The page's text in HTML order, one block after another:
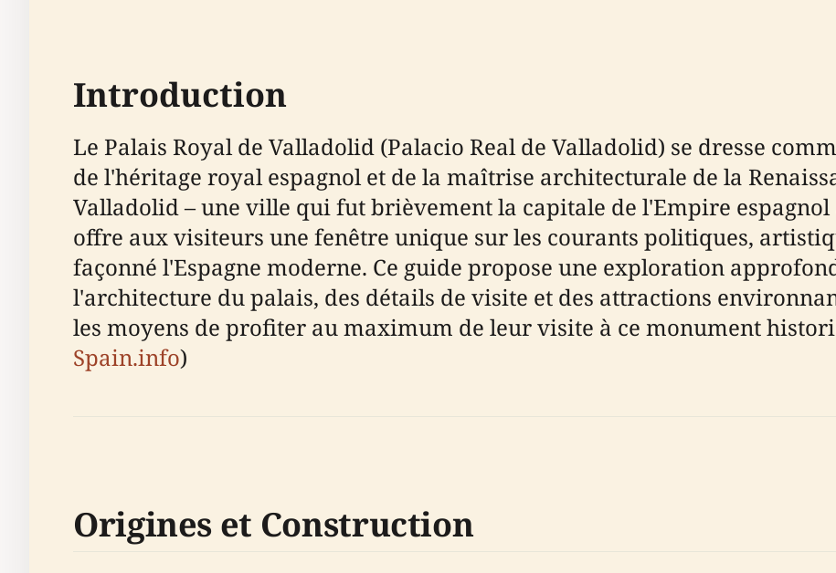
Introduction
Le Palais Royal de Valladolid (Palacio Real de Valladolid) se dresse
de l'héritage royal espagnol et de la maîtrise architecturale de la
Valladolid – une ville qui fut brièvement la capitale de l'Empire espagnol
offre aux visiteurs une fenêtre unique sur les courants politiques,
façonné l'Espagne moderne. Ce guide propose une exploration
l'architecture du palais, des détails de visite et des attractions
les moyens de profiter au maximum de leur visite à ce monument
Spain.info)
Origines et Construction